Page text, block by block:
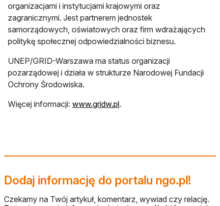
organizacjami i instytucjami krajowymi oraz
zagranicznymi. Jest partnerem jednostek
samorządowych, oświatowych oraz firm wdrażających
politykę społecznej odpowiedzialności biznesu.
UNEP/GRID-Warszawa ma status organizacji
pozarządowej i działa w strukturze Narodowej Fundacji
Ochrony Środowiska.
Więcej informacji: www.gridw.plotwiera się w nowej karcie
.
Dodaj informację do portalu ngo.pl!
Czekamy na Twój artykuł, komentarz, wywiad czy relację.